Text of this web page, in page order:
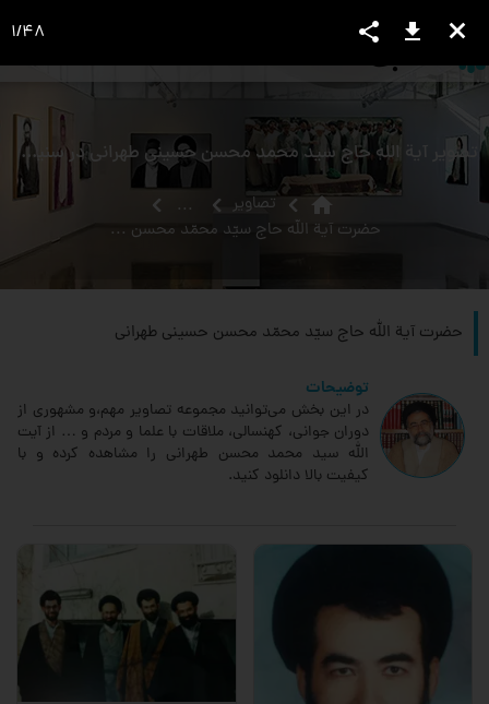
view_headline
تصویر آیة اللَه حاج سید محمد محسن حسینی طهرانی در سنین جوانی
home تصاویر
...
حضرت‏ آية الله حاج سيّد محمّد محسن حسينى طهرانى‏
حضرت‏ آية الله حاج سيّد محمّد محسن حسينى طهرانى‏
توضیحات
در این بخش می‌توانید مجموعه تصاویر مهم،و مشهوری از
دوران جوانی، کهنسالی، ملاقات‌ با علما و مردم و … از آیت
الله سید محمد محسن طهرانی را مشاهده کرده و با
کیفیت بالا دانلود کنید.
close
download
share
1/48